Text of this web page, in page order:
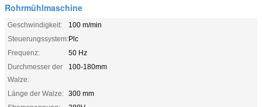
Rohrmühlmaschine
Geschwindigkeit:
100 m/min
Steuerungssystem:Plc
Frequenz:
50 Hz
Durchmesser der
Walze:
100-180mm
Länge der Walze: 300 mm